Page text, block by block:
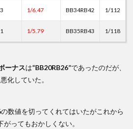
1/6.47 BB34RB42 1/112
1/5.79 BB35RB43 1/118
ーナスは“BB20RB26”であったのだが、
化していた。
の数値を切ってくれてはいたがこれから
ってもおかしくない。